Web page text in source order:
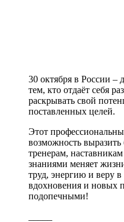
30 октября в России –
тем, кто отдаёт себя
раскрывать свой
поставленных целей.
Этот
возможность
тренерам,
знаниями меняет
труд, энергию и веру
вдохновения и новых
подопечными!